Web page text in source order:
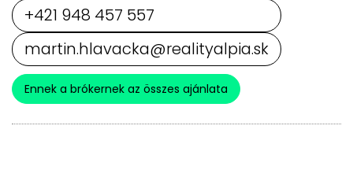
+421 948 457 557
martin.hlavacka@realityalpia.sk
Ennek a brókernek az összes ajánlata